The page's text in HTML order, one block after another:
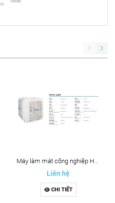
Máy làm mát công nghiệp HN35H
Liên hệ
CHI TIẾT